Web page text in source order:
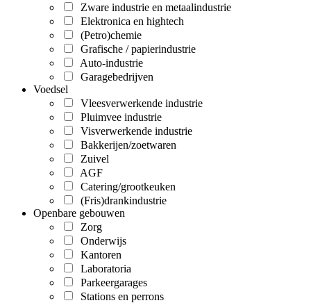
Zware industrie en metaalindustrie
Elektronica en hightech
(Petro)chemie
Grafische / papierindustrie
Auto-industrie
Garagebedrijven
Voedsel
Vleesverwerkende industrie
Pluimvee industrie
Visverwerkende industrie
Bakkerijen/zoetwaren
Zuivel
AGF
Catering/grootkeuken
(Fris)drankindustrie
Openbare gebouwen
Zorg
Onderwijs
Kantoren
Laboratoria
Parkeergarages
Stations en perrons